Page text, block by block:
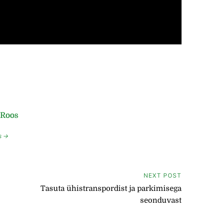
→
NEXT POST
Tasuta ühistranspordist ja parkimisega
seonduvast